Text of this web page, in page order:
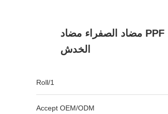
فيلم حماية الطلاء PPF مضاد الصفراء مضاد
الخدش
1/Roll
Accept OEM/ODM